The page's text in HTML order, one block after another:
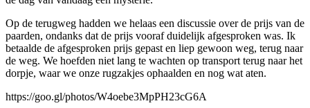
Op de terugweg hadden we helaas een discussie over de prijs van de
paarden, ondanks dat de prijs vooraf duidelijk afgesproken was. Ik
betaalde de afgesproken prijs gepast en liep gewoon weg, terug naar
de weg. We hoefden niet lang te wachten op transport terug naar het
dorpje, waar we onze rugzakjes ophaalden en nog wat aten.
https://goo.gl/photos/W4oebe3MpPH23cG6A